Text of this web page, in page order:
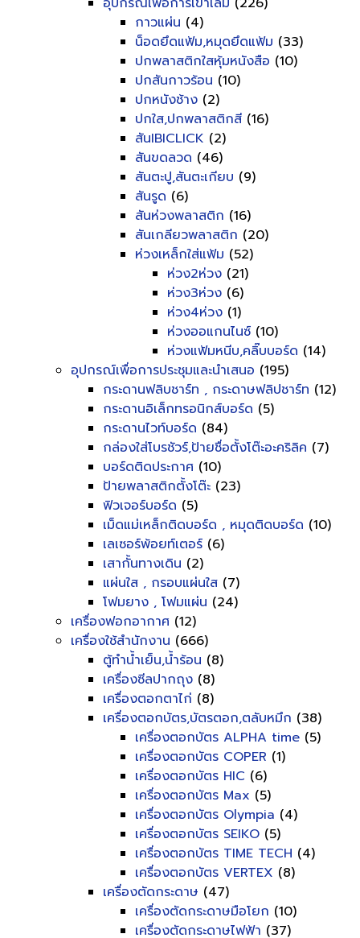
กาวแผ่น (4)
น็อดยึดแฟ้ม,หมุดยึดแฟ้ม (33)
ปกพลาสติกใสหุ้มหนังสือ (10)
ปกสันกาวร้อน (10)
ปกหนังช้าง (2)
ปกใส,ปกพลาสติกสี (16)
สันIBICLICK (2)
สันขดลวด (46)
สันตะปู,สันตะเกียบ (9)
สันรูด (6)
สันห่วงพลาสติก (16)
สันเกลียวพลาสติก (20)
ห่วงเหล็กใส่แฟ้ม (52)
ห่วง2ห่วง (21)
ห่วง3ห่วง (6)
ห่วง4ห่วง (1)
ห่วงออแกนไนซ์ (10)
ห่วงแฟ้มหนีบ,คลิ๊บบอร์ด (14)
อุปกรณ์เพื่อการประชุมและนำเสนอ (195)
กระดานฟลิบชาร์ท , กระดาษฟลิปชาร์ท (12)
กระดานอิเล็กทรอนิกส์บอร์ด (5)
กระดานไวท์บอร์ด (84)
กล่องใส่โบรชัวร์,ป้ายชื่อตั้งโต๊ะอะคริลิค (7)
บอร์ดติดประกาศ (10)
ป้ายพลาสติกตั้งโต๊ะ (23)
ฟิวเจอร์บอร์ด (5)
เม็ดแม่เหล็กติดบอร์ด , หมุดติดบอร์ด (10)
เลเซอร์พ้อยท์เตอร์ (6)
เสากั้นทางเดิน (2)
แผ่นใส , กรอบแผ่นใส (7)
โฟมยาง , โฟมแผ่น (24)
เครื่องฟอกอากาศ (12)
เครื่องใช้สำนักงาน (666)
ตู้ทำน้ำเย็น,น้ำร้อน (8)
เครื่องซีลปากถุง (8)
เครื่องตอกตาไก่ (8)
เครื่องตอกบัตร,บัตรตอก,ตลับหมึก (38)
เครื่องตอกบัตร ALPHA time (5)
เครื่องตอกบัตร COPER (1)
เครื่องตอกบัตร HIC (6)
เครื่องตอกบัตร Max (5)
เครื่องตอกบัตร Olympia (4)
เครื่องตอกบัตร SEIKO (5)
เครื่องตอกบัตร TIME TECH (4)
เครื่องตอกบัตร VERTEX (8)
เครื่องตัดกระดาษ (47)
เครื่องตัดกระดาษมือโยก (10)
เครื่องตัดกระดาษไฟฟ้า (37)